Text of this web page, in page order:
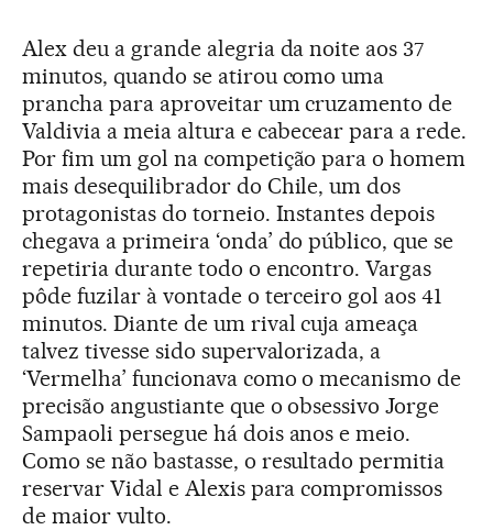
Alex deu a grande alegria da noite aos 37
minutos, quando se atirou como uma
prancha para aproveitar um cruzamento de
Valdivia a meia altura e cabecear para a rede.
Por fim um gol na competição para o homem
mais desequilibrador do Chile, um dos
protagonistas do torneio. Instantes depois
chegava a primeira ‘onda’ do público, que se
repetiria durante todo o encontro. Vargas
pôde fuzilar à vontade o terceiro gol aos 41
minutos. Diante de um rival cuja ameaça
talvez tivesse sido supervalorizada, a
‘Vermelha’ funcionava como o mecanismo de
precisão angustiante que o obsessivo Jorge
Sampaoli persegue há dois anos e meio.
Como se não bastasse, o resultado permitia
reservar Vidal e Alexis para compromissos
de maior vulto.